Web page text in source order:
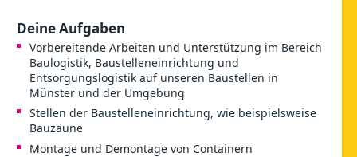
Deine Aufgaben
Vorbereitende Arbeiten und Unterstützung im Bereich
Baulogistik, Baustelleneinrichtung und
Entsorgungslogistik auf unseren Baustellen in
Münster und der Umgebung
Stellen der Baustelleneinrichtung, wie beispielsweise
Bauzäune
Montage und Demontage von Containern